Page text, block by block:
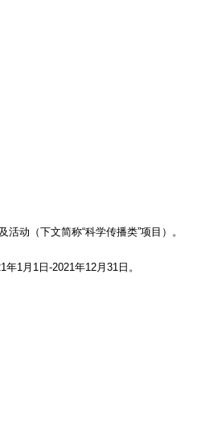
动（下文简称“科学传播类”项目）。
1月1日-2021年12月31日。